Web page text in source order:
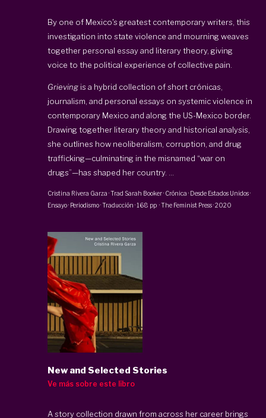
By one of Mexico's greatest contemporary writers, this
investigation into state violence and mourning weaves
together personal essay and literary theory, giving
voice to the political experience of collective pain.
Grieving is a hybrid collection of short crónicas,
journalism, and personal essays on systemic violence in
contemporary Mexico and along the US-Mexico border.
Drawing together literary theory and historical analysis,
she outlines how neoliberalism, corruption, and drug
trafficking—culminating in the misnamed “war on
drugs”—has shaped her country. ...
Cristina Rivera Garza · Trad Sarah Booker· Crónica · Desde Estados Unidos ·
Ensayo · Periodismo · Traducción ·168 pp ·The Feminist Press·2020
New and Selected Stories
Ve más sobre este libro
A story collection drawn from across her career brings